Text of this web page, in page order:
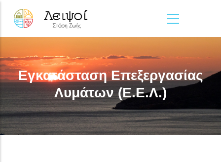
Εγκατάσταση Επεξεργασίας
Λυμάτων (Ε.Ε.Λ.)